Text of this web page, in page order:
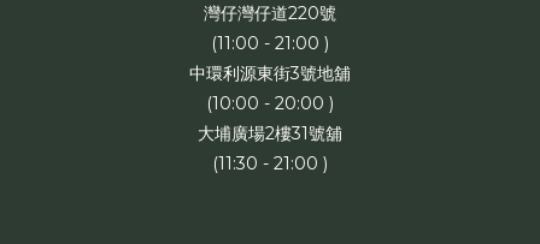
灣仔灣仔道220號
(11:00 - 21:00 )
中環利源東街3號地舖
(10:00 - 20:00 )
大埔廣場2樓31號舖
(11:30 - 21:00 )